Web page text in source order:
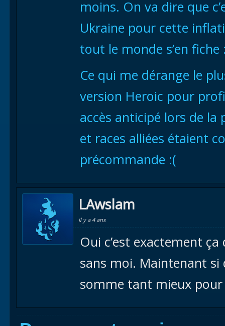
moins. On va dire que
Ukraine pour cette
tout le monde s’en fiche
Ce qui me dérange le
version Heroic pour
accès anticipé lors de la
et races alliées étaient
précommande :(
LAwslam
Il y a 4 ans
Oui c’est exactement
sans moi. Maintenant si
somme tant mieux pour